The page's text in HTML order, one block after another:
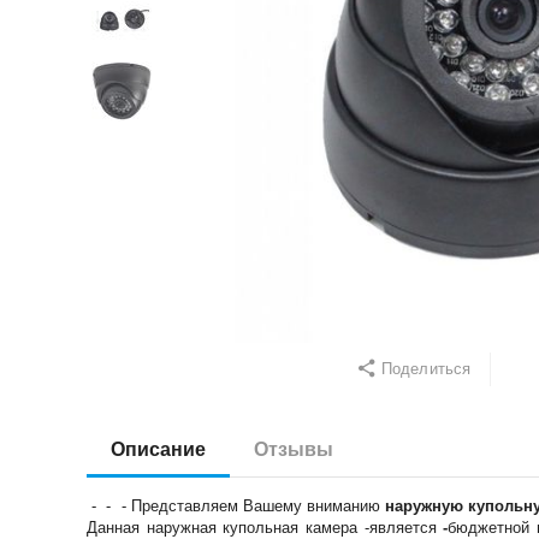
Поделиться
Описание Отзывы
- - - Представляем Вашему вниманию наружную
Данная наружная купольная камера -является-бюджетной